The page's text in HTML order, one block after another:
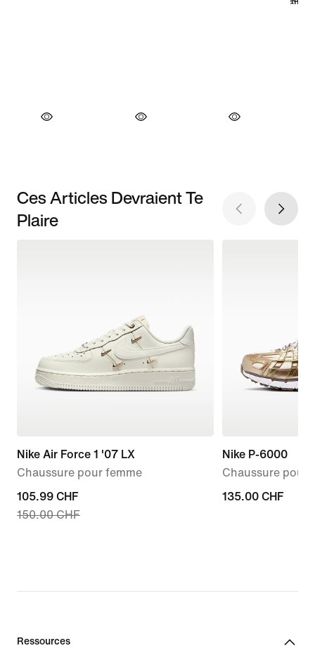
Ces Articles Devraient Te
Plaire
Nike Air Force 1 '07 LX
Chaussure pour femme
current
price
150.00 CHF
105.99 CHF
150.00 CHF
Nike P-6000
Chaussure pour
135.00 CHF
135.00 CHF
Ressources